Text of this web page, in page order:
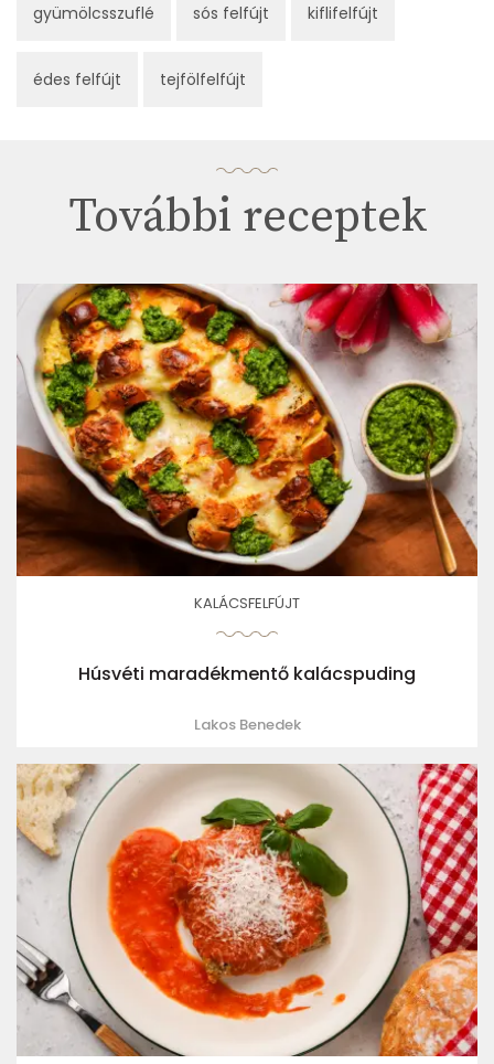
gyümölcsszuflé sós felfújt kiflifelfújt
édes felfújt tejfölfelfújt
További receptek
KALÁCSFELFÚJT
Húsvéti maradékmentő kalácspuding
Lakos Benedek